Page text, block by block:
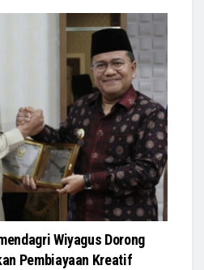
Wiyagus Dorong
Pembiayaan Kreatif